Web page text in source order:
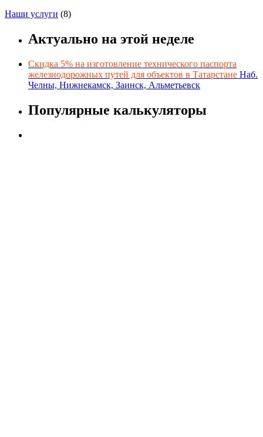
Наши услуги (8)
Актуально на этой неделе
Скидка 5% на изготовление технического паспорта
железнодорожных путей для объектов в Татарстане Наб.
Челны, Нижнекамск, Заинск, Альметьевск
Популярные калькуляторы